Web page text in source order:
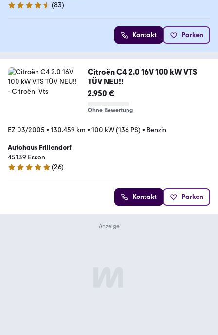
4.6 Sterne
(83)
Kontakt Parken
Citroën C4 2.0 16V 100 kW VTS
TÜV NEU!!
2.950 €
Ohne Bewertung
EZ 03/2005 • 130.459 km • 100 kW (136 PS) • Benzin
Autohaus Frillendorf
45139 Essen
5 Sterne
(26)
Kontakt Parken